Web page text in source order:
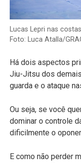
Lucas Lepri nas
Foto: Luca Atalla/
Há dois aspectos
Jiu-Jitsu dos
guarda e o ataque
Ou seja, se você
dominar o controle
dificilmente o
E como não perder